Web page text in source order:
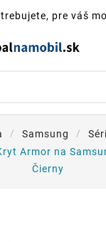
pre váš
Samsung
Armor na
Čierny